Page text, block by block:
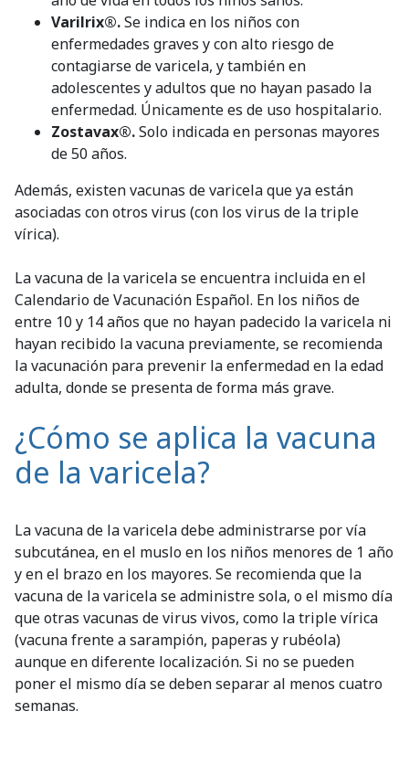
Varilrix®.Se indica en los niños con
enfermedades graves y con alto riesgo de
contagiarse de varicela, y también en
adolescentes y adultos que no hayan pasado la
enfermedad. Únicamente es de uso hospitalario.
Zostavax®.Solo indicada en personas mayores
de 50 años.
Además, existen vacunas de varicela que ya están
asociadas con otros virus (con los virus de la triple
vírica).
La vacuna de la varicela se encuentra incluida en el
Calendario de Vacunación Español. En los niños de
entre 10 y 14 años que no hayan padecido la varicela ni
hayan recibido la vacuna previamente, se recomienda
la vacunación para prevenir la enfermedad en la edad
adulta, donde se presenta de forma más grave.
¿Cómo se aplica la vacuna
de la varicela?
La vacuna de la varicela debe administrarse por vía
subcutánea, en el muslo en los niños menores de 1 año
y en el brazo en los mayores. Se recomienda que la
vacuna de la varicela se administre sola, o el mismo día
que otras vacunas de virus vivos, como la triple vírica
(vacuna frente a sarampión, paperas y rubéola)
aunque en diferente localización. Si no se pueden
poner el mismo día se deben separar al menos cuatro
semanas.